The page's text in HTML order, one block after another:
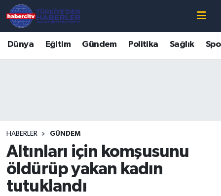
Dünya Eğitim Gündem Politika Sağlık
HABERLER GÜNDEM
Altınları için komşusunu
öldürüp yakan kadın
tutuklandı
Süper Lig Puan Durumu ve Fikstür
Tüm Manşetler
Son Dakika Haberleri